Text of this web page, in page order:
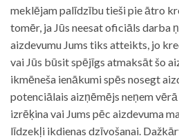
meklējam palīdzību tieši pie ātro
tomēr, ja Jūs neesat oficiāls darba
aizdevumu Jums tiks atteikts, jo
vai Jūs būsit spējīgs atmaksāt šo
ikmēneša ienākumi spēs nosegt
potenciālais aizņēmējs neņem
izrēķina vai Jums pēc aizdevuma
līdzekļi ikdienas dzīvošanai.